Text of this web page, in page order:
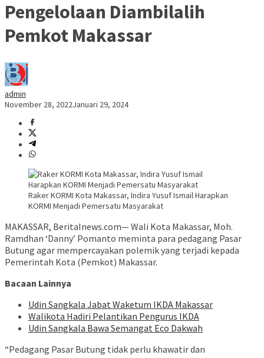
Pengelolaan Diambilalih
Pemkot Makassar
admin
November 28, 2022Januari 29, 2024
Raker KORMI Kota Makassar, Indira Yusuf Ismail Harapkan
KORMI Menjadi Pemersatu Masyarakat
MAKASSAR, BeritaInews.com— Wali Kota Makassar, Moh.
Ramdhan ‘Danny’ Pomanto meminta para pedagang Pasar
Butung agar mempercayakan polemik yang terjadi kepada
Pemerintah Kota (Pemkot) Makassar.
Bacaan Lainnya
Udin Sangkala Jabat Waketum IKDA Makassar
Walikota Hadiri Pelantikan Pengurus IKDA
Udin Sangkala Bawa Semangat Eco Dakwah
“Pedagang Pasar Butung tidak perlu khawatir dan